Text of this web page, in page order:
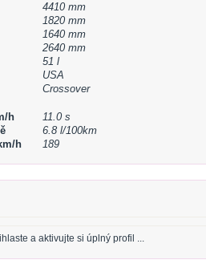
4410 mm
1820 mm
1640 mm
2640 mm
51 l
USA
Crossover
h
11.0 s
6.8 l/100km
h
189
a aktivujte si úplný profil ...